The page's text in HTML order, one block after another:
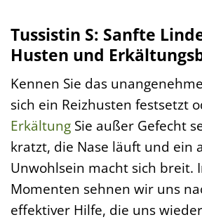
Tussistin S: Sanfte
Husten und
Kennen Sie das
sich ein Reizhusten festsetzt
Erkältung Sie außer Gefecht
kratzt, die Nase läuft und ein
Unwohlsein macht sich breit.
Momenten sehnen wir uns
effektiver Hilfe, die uns